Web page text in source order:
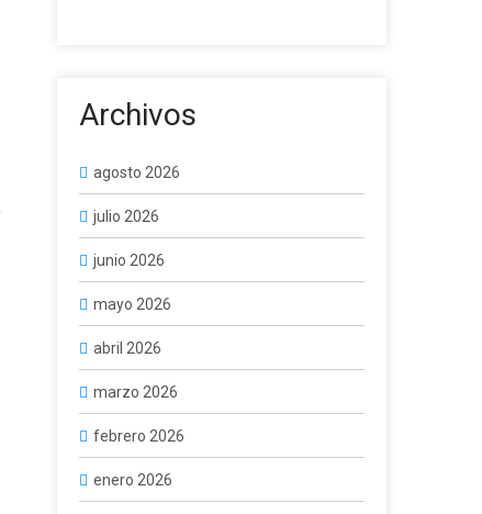
Archivos
agosto 2026
julio 2026
junio 2026
mayo 2026
abril 2026
marzo 2026
febrero 2026
enero 2026